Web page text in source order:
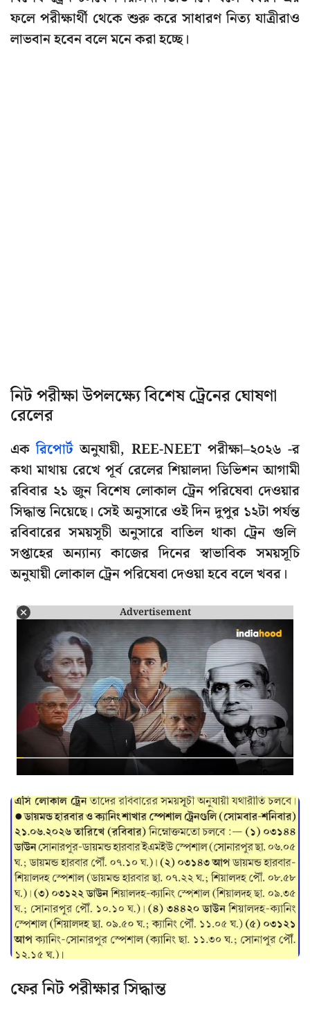
ফলে পরীক্ষার্থী থেকে শুরু করে সাধারণ নিত্য যাত্রীরাও
লাভবান হবেন বলে মনে করা হচ্ছে।
নিট পরীক্ষা উপলক্ষ্যে বিশেষ ট্রেনের ঘোষণা
রেলের
একরিপোর্ট অনুযায়ী, REE-NEET পরীক্ষা–২০২৬ -র
কথা মাথায় রেখে পূর্ব রেলের শিয়ালদা ডিভিশন আগামী
রবিবার ২১ জুন বিশেষ লোকাল ট্রেন পরিষেবা দেওয়ার
সিদ্ধান্ত নিয়েছে। সেই অনুসারে ওই দিন দুপুর ১২টা পর্যন্ত
রবিবারের সময়সূচী অনুসারে বাতিল থাকা ট্রেন গুলি
সপ্তাহের অন্যান্য কাজের দিনের স্বাভাবিক সময়সূচি
অনুযায়ী লোকাল ট্রেন পরিষেবা দেওয়া হবে বলে খবর।
Advertisement
ফের নিট পরীক্ষার সিদ্ধান্ত